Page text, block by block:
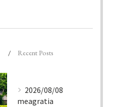
Recent Posts
2026/08/08
meagratia